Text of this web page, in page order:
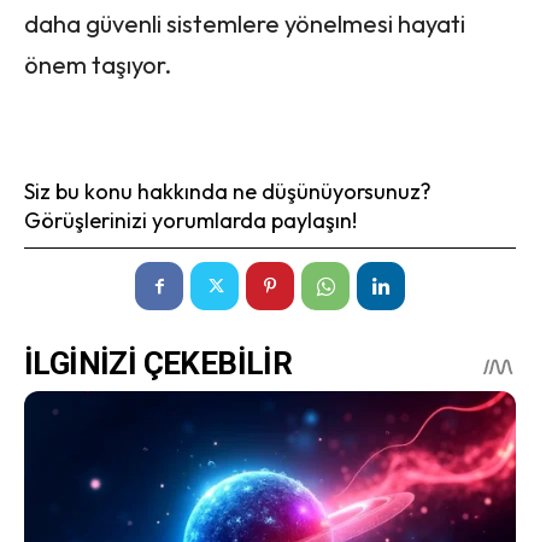
daha güvenli sistemlere yönelmesi hayati
önem taşıyor.
Siz bu konu hakkında ne düşünüyorsunuz?
Görüşlerinizi yorumlarda paylaşın!